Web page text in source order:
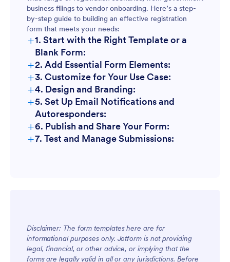
business filings to vendor onboarding. Here’s a step-
by-step guide to building an effective registration
form that meets your needs:
+1. Start with the Right Template or a
Blank Form:
+2. Add Essential Form Elements:
+3. Customize for Your Use Case:
+4. Design and Branding:
+5. Set Up Email Notifications and
Autoresponders:
+6. Publish and Share Your Form:
+7. Test and Manage Submissions:
Disclaimer: The form templates here are for
informational purposes only. Jotform is not providing
legal, financial, or other advice, or implying that the
forms are legally valid in all or any jurisdictions. Before